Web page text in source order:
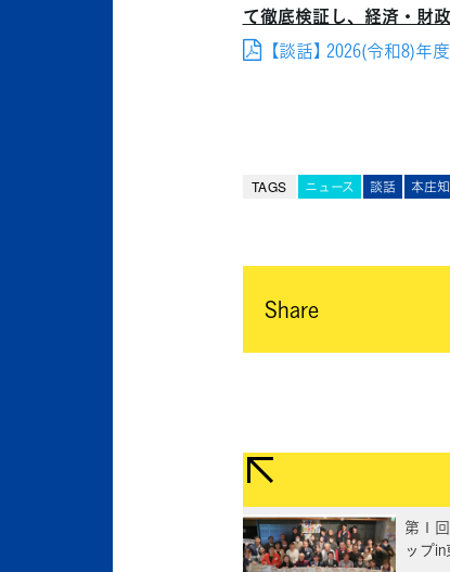
て徹底検証し、経済・財
【談話】 2026(令和8)
TAGS ニュース 談話 本庄
Share
第１
ップ